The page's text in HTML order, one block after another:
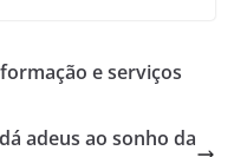
e serviços
adeus ao sonho da